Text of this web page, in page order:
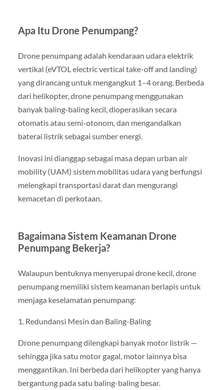
Apa Itu Drone Penumpang?
Drone penumpang adalah kendaraan udara elektrik
vertikal (eVTOL electric vertical take-off and landing)
yang dirancang untuk mengangkut 1–4 orang. Berbeda
dari helikopter, drone penumpang menggunakan
banyak baling-baling kecil, dioperasikan secara
otomatis atau semi-otonom, dan mengandalkan
baterai listrik sebagai sumber energi.
Inovasi ini dianggap sebagai masa depan urban air
mobility (UAM) sistem mobilitas udara yang berfungsi
melengkapi transportasi darat dan mengurangi
kemacetan di perkotaan.
Bagaimana Sistem Keamanan Drone
Penumpang Bekerja?
Walaupun bentuknya menyerupai drone kecil, drone
penumpang memiliki sistem keamanan berlapis untuk
menjaga keselamatan penumpang:
1. Redundansi Mesin dan Baling-Baling
Drone penumpang dilengkapi banyak motor listrik —
sehingga jika satu motor gagal, motor lainnya bisa
menggantikan. Ini berbeda dari helikopter yang hanya
bergantung pada satu baling-baling besar.